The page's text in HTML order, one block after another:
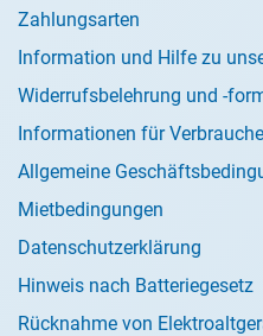
Zahlungsarten
Information und Hilfe zu
Widerrufsbelehrung und -
Informationen für
Allgemeine
Mietbedingungen
Datenschutzerklärung
Hinweis nach Batteriegesetz
Rücknahme von